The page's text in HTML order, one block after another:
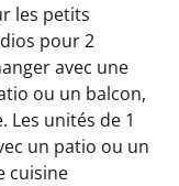
les petits
pour 2
avec une
ou un balcon,
Les unités de 1
un patio ou un
cuisine